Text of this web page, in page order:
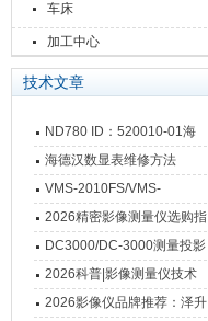
车床
加工中心
技术文章
ND780 ID：520010-01海
德汉数显表故障维修内容
海德汉数显表维修方法
VMS-2010FS/VMS-
3020FS/VMS-4030FS手动
影像测量仪技术参数
2026精密影像测量仪选购指
南 靠谱品牌一站式选型推荐
DC3000/DC-3000测量投影
仪万濠数据处理器数显表故
障维修方法
2026科普|影像测量仪技术
原理、分类及选型应用
2026影像仪品牌推荐：泽升